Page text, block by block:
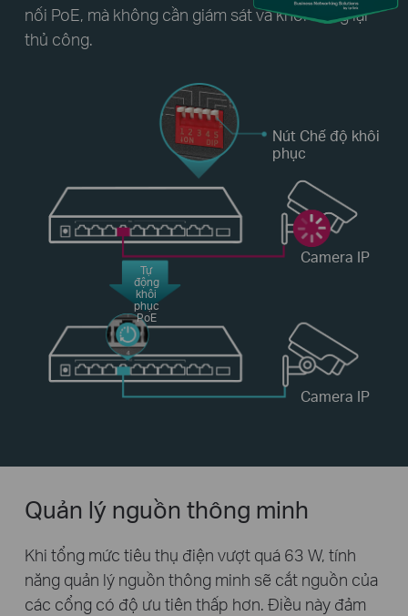
nối PoE, mà không cần giám sát và khởi động lại
thủ công.
Nút Chế độ khôi
phục
Camera IP
Camera IP
Tự
động
khôi
phục
PoE
Quản lý nguồn thông minh
Khi tổng mức tiêu thụ điện vượt quá 63 W, tính
năng quản lý nguồn thông minh sẽ cắt nguồn của
các cổng có độ ưu tiên thấp hơn. Điều này đảm